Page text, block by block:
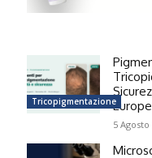
Tricopigmentazione
5 Agosto